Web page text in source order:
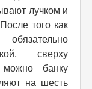
лучком и
того как
сверху
можно банку
на шесть